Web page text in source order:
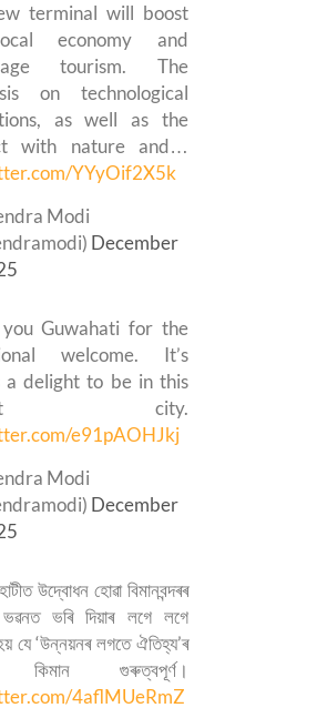
terminal will boost
economy and
tourism. The
on technological
as well as the
with nature and…
YYyOif2X5k
Modi
December
Guwahati for the
welcome. It’s
a delight to be in this
city.
e91pAOHJkj
Modi
December
উদ্বোধন হোৱা বিমানবন্দৰৰ
ভৱনত ভৰি দিয়াৰ লগে লগে
যে ‘উন্নয়নৰ লগতে ঐতিহ্য’ৰ
কিমান গুৰুত্বপূৰ্ণ।
4aflMUeRmZ